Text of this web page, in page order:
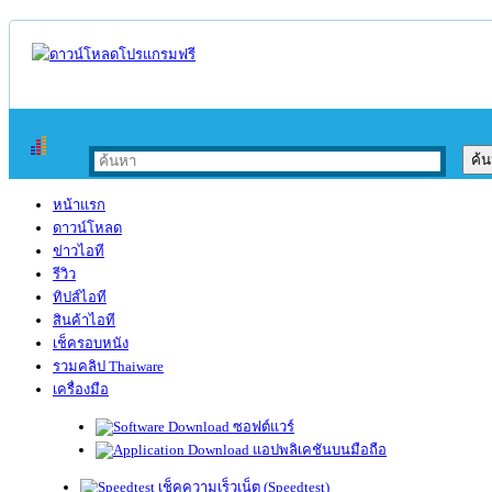
หน้าแรก
ดาวน์โหลด
ข่าวไอที
รีวิว
ทิปส์ไอที
สินค้าไอที
เช็ครอบหนัง
รวมคลิป Thaiware
เครื่องมือ
ซอฟต์แวร์
แอปพลิเคชันบนมือถือ
เช็คความเร็วเน็ต (Speedtest)